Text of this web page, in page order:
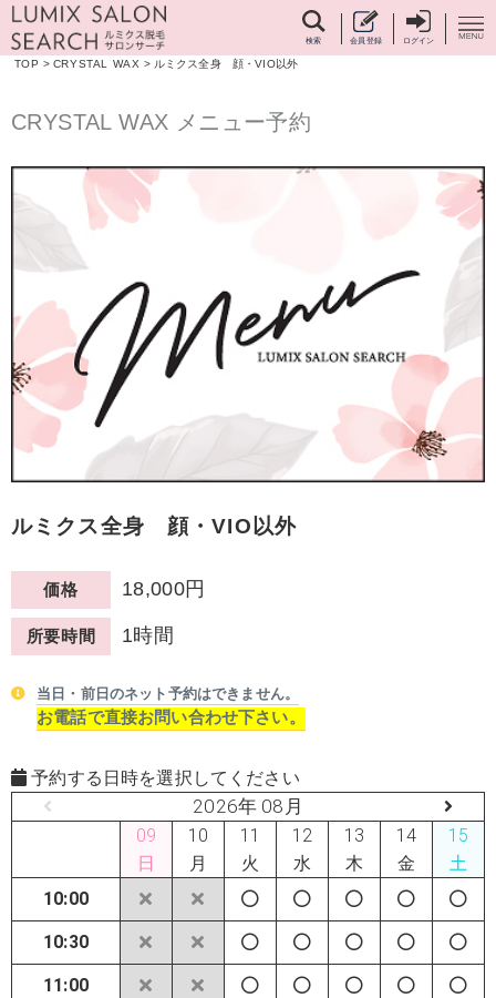
検索 会員登録 ログイン
TOP > CRYSTAL WAX > ルミクス全身 顔・VIO以外
CRYSTAL WAX メニュー予約
ルミクス全身 顔・VIO以外
価格 18,000円
所要時間 1時間
当日・前日のネット予約はできません。
お電話で直接お問い合わせ下さい。
予約する日時を選択してください
2026年 08月
09
日
10
月
11
火
12
水
13
木
14
金
15
土
10:00
10:30
11:00